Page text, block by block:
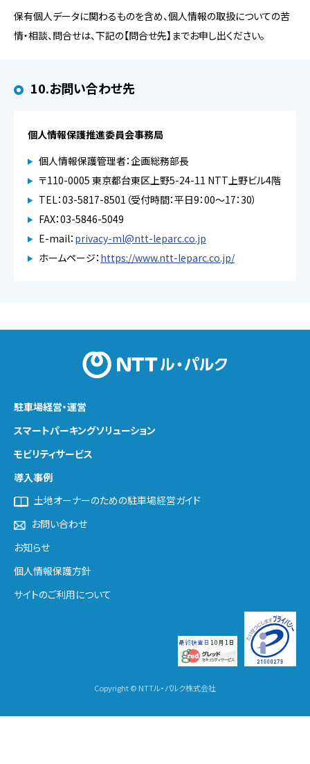
保有個人データに関わるものを含め、個人情報の取扱についての苦
情・相談、問合せは、下記の【問合せ先】までお申し出ください。
10.お問い合わせ先
個人情報保護推進委員会事務局
個人情報保護管理者：企画総務部長
〒110-0005 東京都台東区上野5-24-11 NTT上野ビル4階
TEL：03-5817-8501（受付時間：平日9：00～17：30）
FAX：03-5846-5049
E-mail： privacy-ml@ntt-leparc.co.jp
ホームページ： https://www.ntt-leparc.co.jp/
駐車場経営・運営
スマートパーキングソリューション
モビリティサービス
導入事例
土地オーナーのための駐車場経営ガイド
お問い合わせ
お知らせ
個人情報保護方針
サイトのご利用について
Copyright © NTTル・パルク株式会社